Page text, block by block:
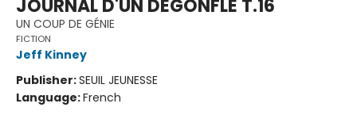
JOURNAL D'UN DÉGONFLÉ T.16
UN COUP DE GÉNIE
FICTION
Jeff Kinney
Publisher:SEUIL JEUNESSE
Language:French